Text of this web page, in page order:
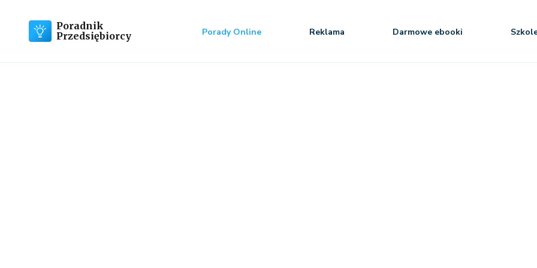
Poradnik
Przedsiębiorcy
Porady Online Reklama Darmowe ebooki